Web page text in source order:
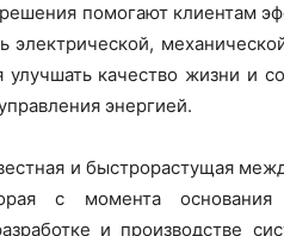
помогают клиентам
электрической,
улучшать качество жизни и
энергией.
и быстрорастущая
с момента
и производстве